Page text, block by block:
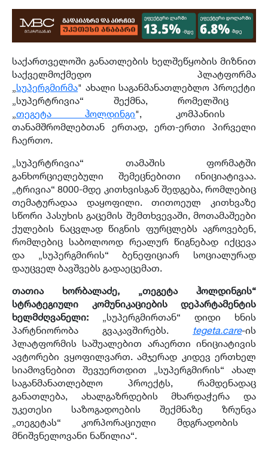
საქართველოში განათლების ხელშეწყობის მიზნით
საქველმოქმედო პლატფორმა
სუპერგმირმა" ახალი საგანმანათლებლო პროექტი
სუპერტრივია“ შექმნა, რომელშიც
თეგეტა ჰოლდინგი", კომპანიის
თანამშრომლებთან ერთად,ერთ-ერთი პირველი
ჩაერთო.
სუპერტრივია“ თამაშის ფორმატში
განხორციელებული შემეცნებითი ინიციატივაა.
ტრივია“ 8000-მდე კითხვისგან შედგება, რომლებიც
თემატურადაა დაყოფილი.თითოეულ კითხვაზე
სწორი პასუხის გაცემის შემთხვევაში, მოთამაშეები
ქულების ნაცვლად წიგნის ფურცლებს აგროვებენ,
რომლებიც საბოლოოდ რეალურ წიგნებად იქცევა
და
სუპერგმირის“ბენეფიციარ სოციალურად
დაუცველ ბავშვებს გადაეცემათ.
თათია ხორბალაძე, „თეგეტა ჰოლდინგის“
სტრატეგიული კომუნიკაციების დეპარტამენტის
ხელმძღვანელი: სუპერგმირთან“ დიდი ხნის
პარტნიორობა გვაკავშირებს. tegeta.care-ის
პლატფორმის საშუალებით არაერთი ინიციატივის
ავტორები ვყოფილვართ. ამჯერად კიდევ ერთხელ
სიამოვნებით შევუერთდით
სუპერგმირის“ ახალ
საგანმანათლებლო პროექტს, რამდენადაც
განათლება, ახალგაზრდების მხარდაჭერა და
უკეთესი საზოგადოების შექმნაზე ზრუნვა
თეგეტას“კორპორაციული მდგრადობის
მნიშვნელოვანი ნაწილია“.